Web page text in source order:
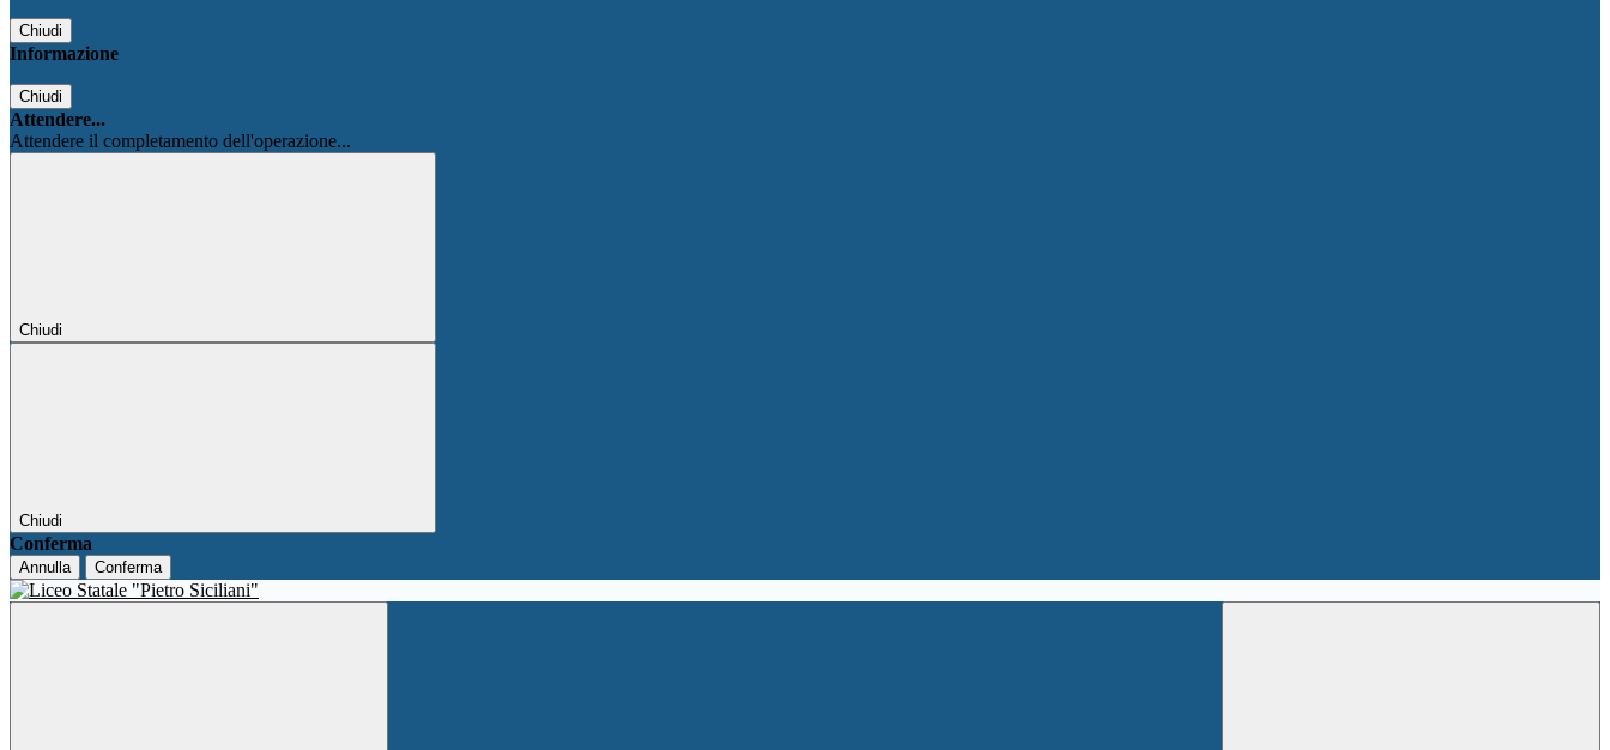
Chiudi
Informazione
Chiudi
Attendere...
Attendere il completamento dell'operazione...
Chiudi
Chiudi
Conferma
Annulla Conferma